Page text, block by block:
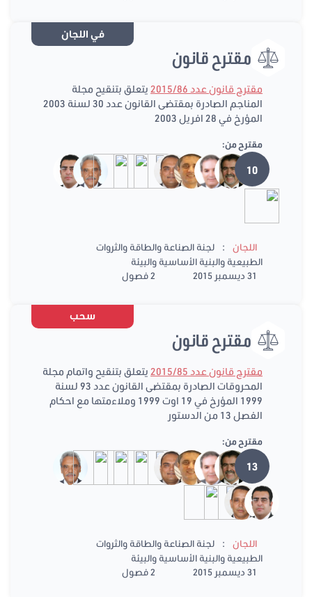
في اللجان
مقترح قانون
مقترح قانون عدد 2015/86
يتعلق بتنقيح مجلة
المناجم الصادرة بمقتضى القانون عدد 30 لسنة 2003
المؤرخ في 28 افريل 2003
مقترح من:
10
اللجان :
لجنة الصناعة والطاقة والثروات
الطبيعية والبنية الأساسية والبيئة
31 ديسمبر 2015
2 فصول
سحب
مقترح قانون
مقترح قانون عدد 2015/85
يتعلق بتنقيح واتمام مجلة
المحروقات الصادرة بمقتضى القانون عدد 93 لسنة
1999 المؤرخ في 19 اوت 1999 وملاءمتها مع احكام
الفصل 13 من الدستور
مقترح من:
13
اللجان :
لجنة الصناعة والطاقة والثروات
الطبيعية والبنية الأساسية والبيئة
31 ديسمبر 2015
2 فصول